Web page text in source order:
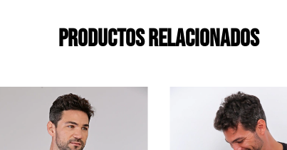
Productos relacionados